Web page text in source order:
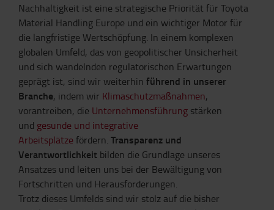
Nachhaltigkeit ist eine strategische Priorität für Toyota
Material Handling Europe und ein wichtiger Motor für
die langfristige Wertschöpfung. In einem komplexen
globalen Umfeld, das von geopolitischer Unsicherheit
und sich wandelnden regulatorischen Erwartungen
geprägt ist, sind wir weiterhin führend in unserer
Branche, indem wir Klimaschutzmaßnahmen,
vorantreiben, die Unternehmensführung stärken
und gesunde und integrative
Arbeitsplätze fördern. Transparenz und
Verantwortlichkeit bilden die Grundlage unseres
Ansatzes und leiten uns bei der Bewältigung von
Fortschritten und Herausforderungen.
Trotz dieses Umfelds sind wir stolz auf die bisher